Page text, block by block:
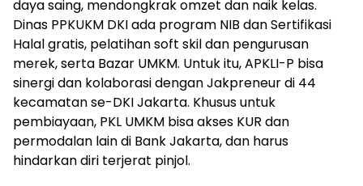
daya saing, mendongkrak omzet dan naik kelas.
Dinas PPKUKM DKI ada program NIB dan Sertifikasi
Halal gratis, pelatihan soft skil dan pengurusan
merek, serta Bazar UMKM. Untuk itu, APKLI-P bisa
sinergi dan kolaborasi dengan Jakpreneur di 44
kecamatan se-DKI Jakarta. Khusus untuk
pembiayaan, PKL UMKM bisa akses KUR dan
permodalan lain di Bank Jakarta, dan harus
hindarkan diri terjerat pinjol.